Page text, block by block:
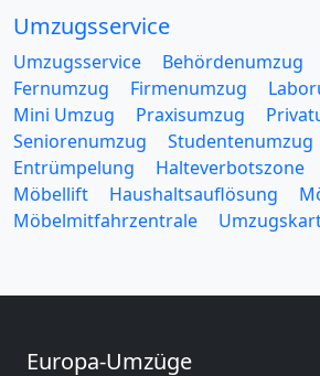
Umzugsservice
Umzugsservice Behördenumzug
Fernumzug
Firmenumzug
Mini Umzug
Praxisumzug
Seniorenumzug
Studentenumzug
Entrümpelung
Halteverbotszone
Möbellift
Haushaltsauflösung
Möbelmitfahrzentrale
Europa-Umzüge